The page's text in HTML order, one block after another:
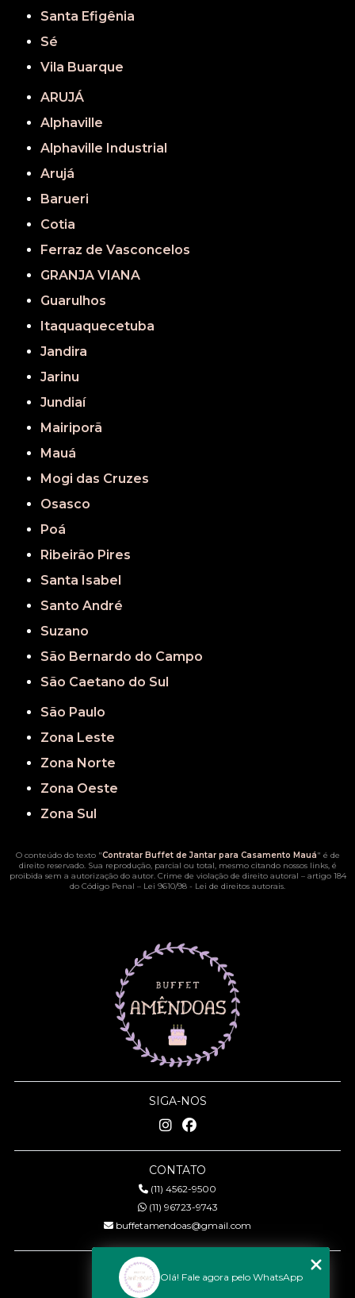
Santa Efigênia
Sé
Vila Buarque
ARUJÁ
Alphaville
Alphaville Industrial
Arujá
Barueri
Cotia
Ferraz de Vasconcelos
GRANJA VIANA
Guarulhos
Itaquaquecetuba
Jandira
Jarinu
Jundiaí
Mairiporã
Mauá
Mogi das Cruzes
Osasco
Poá
Ribeirão Pires
Santa Isabel
Santo André
Suzano
São Bernardo do Campo
São Caetano do Sul
São Paulo
Zona Leste
Zona Norte
Zona Oeste
Zona Sul
O conteúdo do texto "Contratar Buffet de Jantar para Casamento Mauá" é de
direito reservado. Sua reprodução, parcial ou total, mesmo citando nossos links, é
proibida sem a autorização do autor. Crime de violação de direito autoral – artigo 184
do Código Penal – Lei 9610/98 - Lei de direitos autorais.
SIGA-NOS
CONTATO
(11) 4562-9500
(11) 96723-9743
buffetamendoas@gmail.com
MENU
Olá! Fale agora pelo WhatsApp